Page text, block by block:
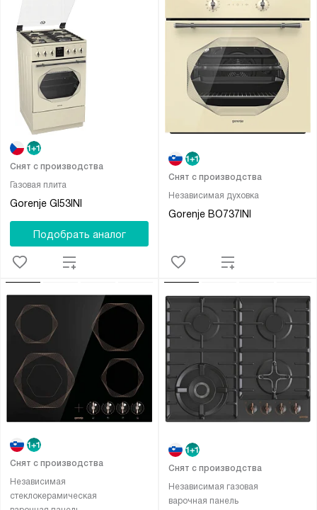
Газовая плита
Gorenje GI53INI
Снят с производства
Подобрать аналог
Независимая духовка
Gorenje BO737INI
Снят с производства
Независимая
стеклокерамическая
Снят с производства
Независимая газовая
варочная панель
Снят с производства